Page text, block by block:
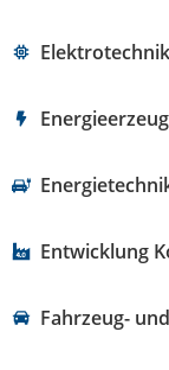
Elektrotechnik
Entwicklung
Fahrzeug-